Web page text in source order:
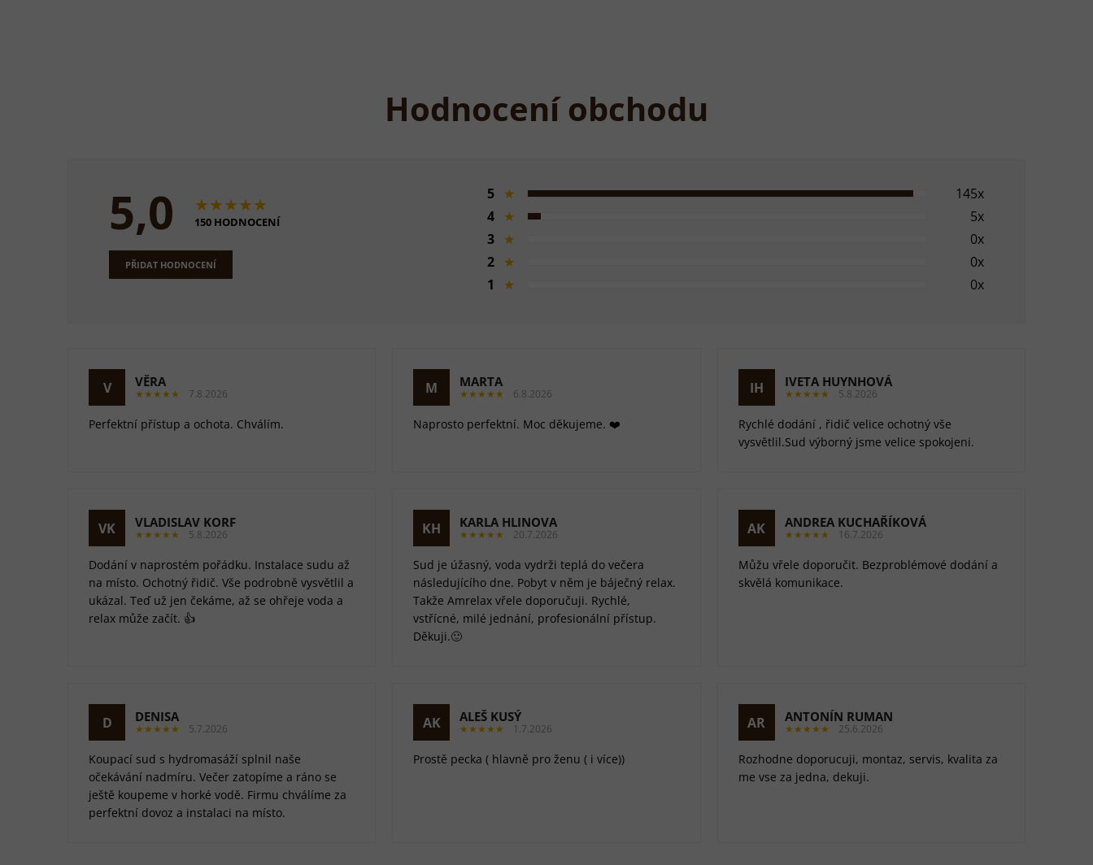
Hodnocení obchodu
5,0 ★★★★★
150 HODNOCENÍ
PŘIDAT HODNOCENÍ
5 ★
145x
4 ★
5x
3 ★
0x
2 ★
0x
1
★ 0x
V VĚRA
★★★★★ 7.8.2026
Perfektní přístup a ochota. Chválím.
M MARTA
★★★★★ 6.8.2026
Naprosto perfektní. Moc děkujeme. ❤️
IH IVETA HUYNHOVÁ
★★★★★ 5.8.2026
Rychlé dodání , řidič velice ochotný vše
vysvětlil.Sud výborný jsme velice spokojeni.
VK VLADISLAV KORF
★★★★★ 5.8.2026
Dodání v naprostém pořádku. Instalace sudu až
na místo. Ochotný řidič. Vše podrobně vysvětlil a
ukázal. Teď už jen čekáme, až se ohřeje voda a
relax může začít. 👍
KH KARLA HLINOVA
★★★★★ 20.7.2026
Sud je úžasný, voda vydrži teplá do večera
následujícího dne. Pobyt v něm je báječný relax.
Takže Amrelax vřele doporučuji. Rychlé,
vstřícné, milé jednání, profesionální přístup.
Děkuji.🙂
AK ANDREA KUCHAŘÍKOVÁ
★★★★★ 16.7.2026
Můžu vřele doporučit. Bezproblémové dodání a
skvělá komunikace.
D DENISA
★★★★★ 5.7.2026
Koupací sud s hydromasáží splnil naše
očekávání nadmíru. Večer zatopíme a ráno se
ještě koupeme v horké vodě. Firmu chválíme za
perfektní dovoz a instalaci na místo.
AK ALEŠ KUSÝ
★★★★★ 1.7.2026
Prostě pecka ( hlavně pro ženu ( i více))
AR ANTONÍN RUMAN
★★★★★ 25.6.2026
Rozhodne doporucuji, montaz, servis, kvalita za
me vse za jedna, dekuji.